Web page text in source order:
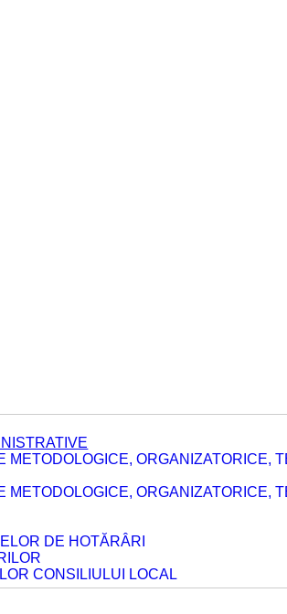
ORGANIZATORICE,
ORGANIZATORICE,
DE HOTĂRÂRI
CONSILIULUI LOCAL